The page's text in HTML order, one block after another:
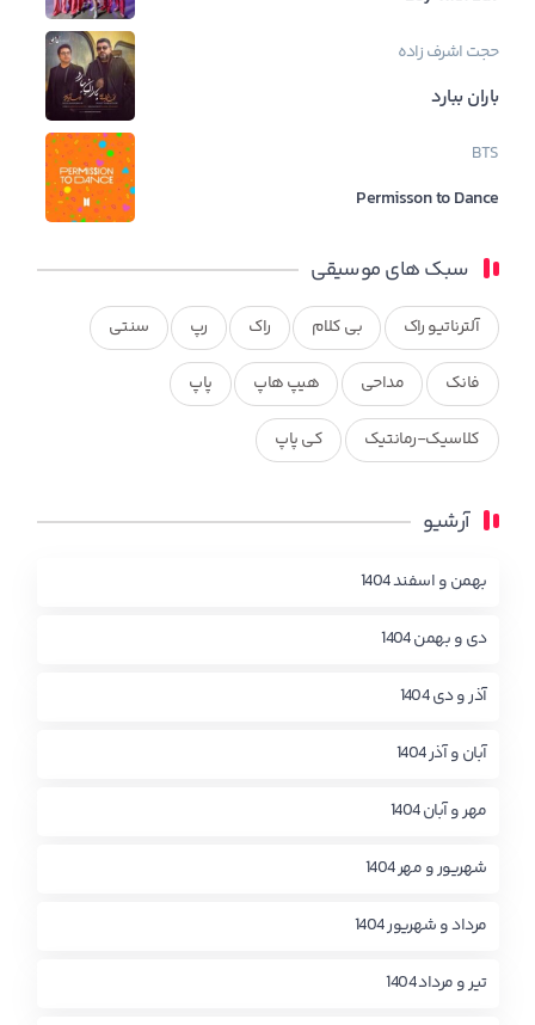
حجت اشرف زاده
باران ببارد
BTS
Permisson to Dance
سبک های موسیقی
آلترناتیو راک بی کلام راک رپ سنتی
فانک مداحی هیپ هاپ پاپ
کلاسیک-رمانتیک کی پاپ
آرشیو
بهمن و اسفند 1404
دی و بهمن 1404
آذر و دی 1404
آبان و آذر 1404
مهر و آبان 1404
شهریور و مهر 1404
مرداد و شهریور 1404
تیر و مرداد 1404